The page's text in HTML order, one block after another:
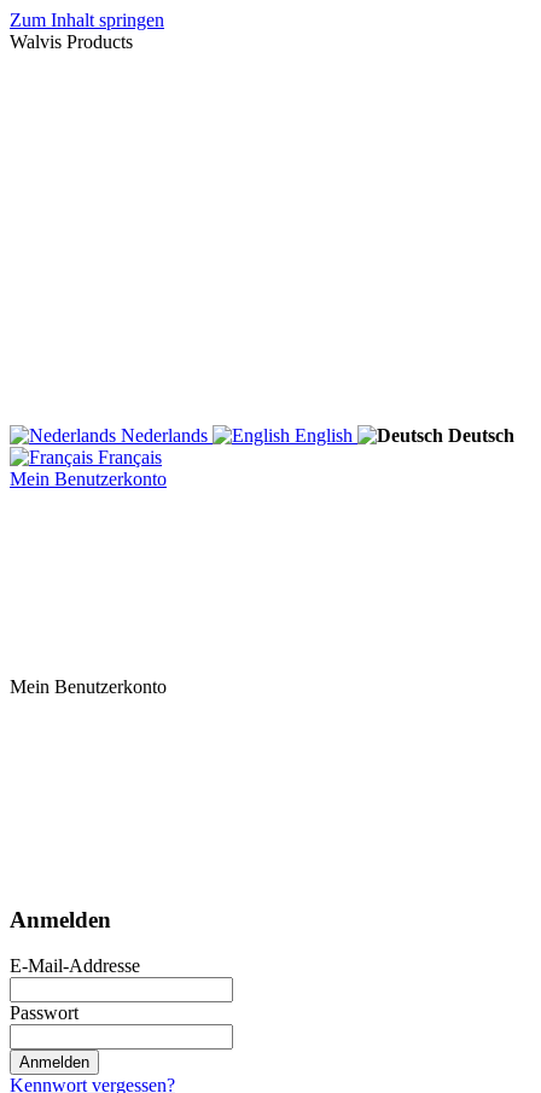
Zum Inhalt springen
Walvis Products
Nederlands English
Deutsch
Français
Mein Benutzerkonto
Mein Benutzerkonto
Anmelden
E-Mail-Addresse
Passwort
Anmelden
Kennwort vergessen?